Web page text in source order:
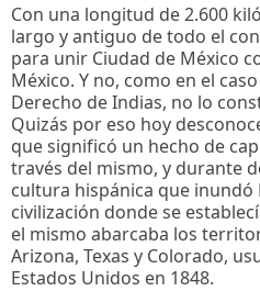
Con una longitud de 2.600
largo y antiguo de todo el
para unir Ciudad de México
México. Y no, como en el
Derecho de Indias, no lo
Quizás por eso hoy
que significó un hecho de
través del mismo, y durante
cultura hispánica que
civilización donde se
el mismo abarcaba los
Arizona, Texas y Colorado,
Estados Unidos en 1848.